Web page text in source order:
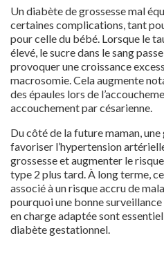
Un diabète de grossesse mal
certaines complications, tant
pour celle du bébé. Lorsque le
élevé, le sucre dans le sang
provoquer une croissance
macrosomie. Cela augmente
des épaules lors de
accouchement par césarienne.
Du côté de la future maman,
favoriser l’hypertension
grossesse et augmenter le
type 2 plus tard. À long terme,
associé à un risque accru de
pourquoi une bonne
en charge adaptée sont
diabète gestationnel.